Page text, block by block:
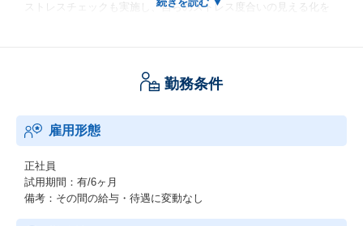
ストレスチェックも実施し、自らのストレス度合いの見える化を
セルフケア・ラインケア・外部ケアを行うことで社員の健康を実
②ワーキングソリューション
働き方の見直しを行い、「社員にとっての働きやすさ」を追求し
・在宅勤務の推奨
・年次有給休暇の年5日取得
・時間外労働の上限規制(36協定関連)
・その他働き方改革における事項
勤務条件
雇用形態
正社員
試用期間：有/6ヶ月
備考：その間の給与・待遇に変動なし